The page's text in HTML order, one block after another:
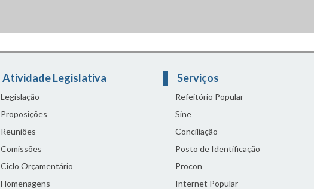
Atividade Legislativa
Legislação
Proposições
Reuniões
Comissões
Ciclo Orçamentário
Homenagens
Serviços
Refeitório Popular
Sine
Conciliação
Posto de Identificação
Procon
Internet Popular